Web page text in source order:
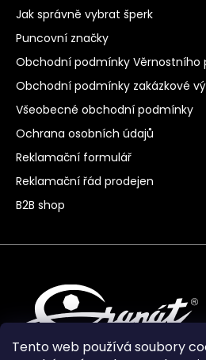
Tento web používá soubory
Jak správně vybrat šperk
Puncovní značky
Obchodní podmínky Věrnostního
Obchodní podmínky zakázkové
Všeobecné obchodní podmínky
Ochrana osobních údajů
Reklamační formulář
Reklamační řád prodejen
B2B shop